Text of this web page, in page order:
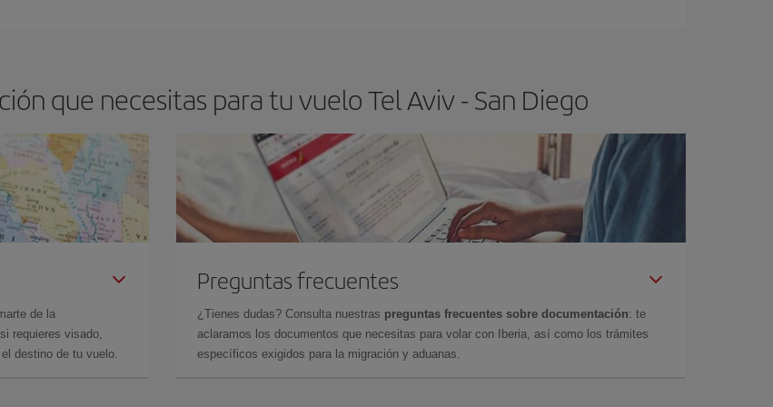
que necesitas para tu vuelo Tel Aviv - San Diego
de la
requieres visado,
destino de tu vuelo.
Preguntas frecuentes
¿Tienes dudas? Consulta nuestras preguntas frecuentes sobre documentación: te
aclaramos los documentos que necesitas para volar con Iberia, así como los trámites
específicos exigidos para la migración y aduanas.